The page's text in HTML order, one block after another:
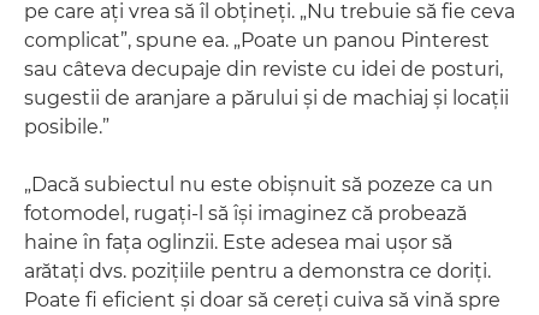
pe care aţi vrea să îl obţineţi. „Nu trebuie să fie ceva
complicat”, spune ea. „Poate un panou Pinterest
sau câteva decupaje din reviste cu idei de posturi,
sugestii de aranjare a părului şi de machiaj şi locaţii
posibile.”
„Dacă subiectul nu este obişnuit să pozeze ca un
fotomodel, rugaţi-l să îşi imaginez că probează
haine în faţa oglinzii. Este adesea mai uşor să
arătaţi dvs. poziţiile pentru a demonstra ce doriţi.
Poate fi eficient şi doar să cereţi cuiva să vină spre